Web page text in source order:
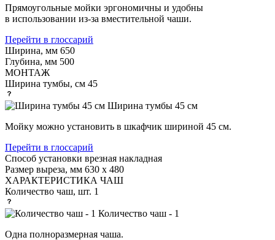
Прямоугольные мойки эргономичны и удобны
в использовании из-за вместительной чаши.
Перейти в глоссарий
Ширина, мм 650
Глубина, мм 500
МОНТАЖ
Ширина тумбы, см 45
Ширина тумбы 45 см
Мойку можно установить в шкафчик шириной 45 см.
Перейти в глоссарий
Способ установки врезная накладная
Размер выреза, мм 630 х 480
ХАРАКТЕРИСТИКА ЧАШ
Количество чаш, шт. 1
Количество чаш - 1
Одна полноразмерная чаша.